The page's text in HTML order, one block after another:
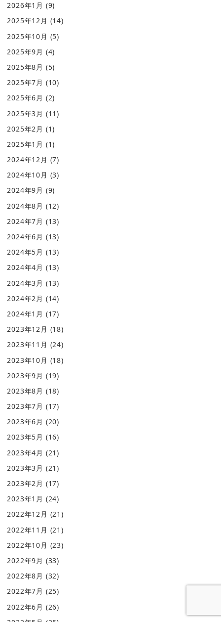
2026年1月 (9)
2025年12月 (14)
2025年10月 (5)
2025年9月 (4)
2025年8月 (5)
2025年7月 (10)
2025年6月 (2)
2025年3月 (11)
2025年2月 (1)
2025年1月 (1)
2024年12月 (7)
2024年10月 (3)
2024年9月 (9)
2024年8月 (12)
2024年7月 (13)
2024年6月 (13)
2024年5月 (13)
2024年4月 (13)
2024年3月 (13)
2024年2月 (14)
2024年1月 (17)
2023年12月 (18)
2023年11月 (24)
2023年10月 (18)
2023年9月 (19)
2023年8月 (18)
2023年7月 (17)
2023年6月 (20)
2023年5月 (16)
2023年4月 (21)
2023年3月 (21)
2023年2月 (17)
2023年1月 (24)
2022年12月 (21)
2022年11月 (21)
2022年10月 (23)
2022年9月 (33)
2022年8月 (32)
2022年7月 (25)
2022年6月 (26)